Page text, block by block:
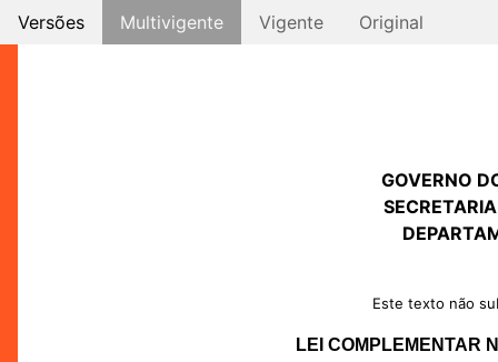
Versões Multivigente Vigente Original
GOVERNO
Este texto não
LEI COMPLEMENTAR